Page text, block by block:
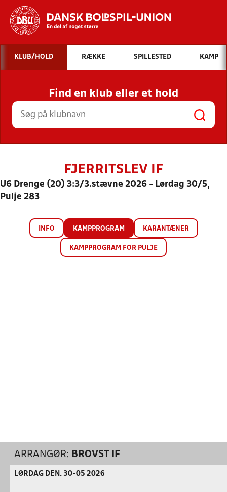
Hvad vil du søge efter?
INDHOLD OG NYHEDER
STILLINGER, RESULTATER, KLUBBER OG
HOLD
KLUB/HOLD RÆKKE SPILLESTED KAMP
Find en klub eller et hold
FJERRITSLEV IF
U6 Drenge (20) 3:3/3.stævne 2026 - Lørdag 30/5,
Pulje 283
INFO KAMPPROGRAM KARANTÆNER
KAMPPROGRAM FOR PULJE
ARRANGØR: BROVST IF
LØRDAG DEN. 30-05 2026